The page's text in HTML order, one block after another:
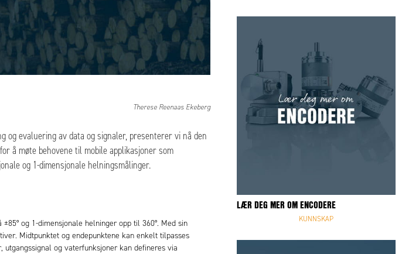
Therese Reenaas Ekeberg
og evaluering av data og signaler, presenterer vi nå den
å møte behovene til mobile applikasjoner som
og 1-dimensjonale helningsmålinger.
og 1-dimensjonale helninger opp til 360°. Med sin
Midtpunktet og endepunktene kan enkelt tilpasses
og vaterfunksjoner kan defineres via
LÆR DEG MER OM ENCODERE
KUNNSKAP